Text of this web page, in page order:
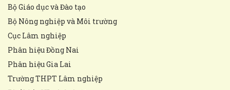
Bộ Giáo dục và Đào tạo
Bộ Nông nghiệp và Môi trường
Cục Lâm nghiệp
Phân hiệu Đồng Nai
Phân hiệu Gia Lai
Trường THPT Lâm nghiệp